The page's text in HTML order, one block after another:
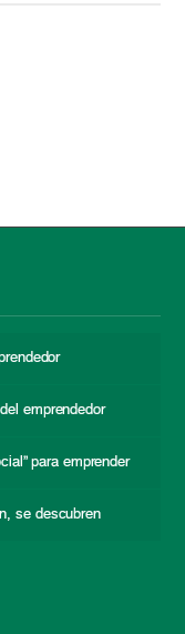
emprendedor
para emprender
se descubren